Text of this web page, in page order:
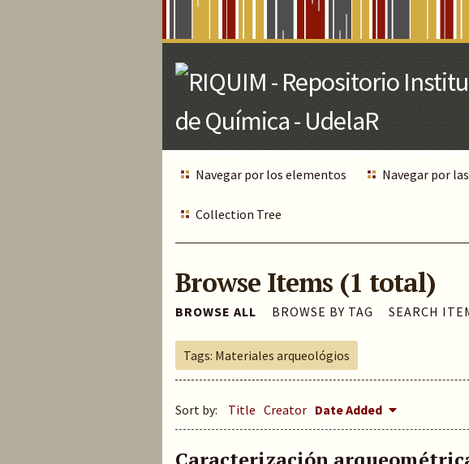
Navegar por los elementos Navegar por
Collection Tree
Browse Items (1 total)
BROWSE ALL BROWSE BY TAG SEARCH
Tags: Materiales arqueológios
Sort by: Title Creator Date Added